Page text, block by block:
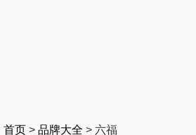
首页 > 品牌大全 > 六福